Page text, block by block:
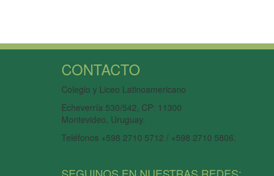
CONTACTO
Colegio y Liceo Latinoamericano
Echeverría 530/542, CP: 11300
Montevideo, Uruguay.
Teléfonos +598 2710 5712 / +598 2710 5806.